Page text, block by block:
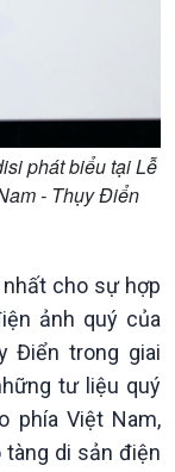
Công nghệ
nghệ
với biến đổi
phát biểu tại Lễ
- Thụy Điển
cho sự hợp
ảnh quý của
Điển trong giai
tư liệu quý
phía Việt Nam,
tàng di sản điện